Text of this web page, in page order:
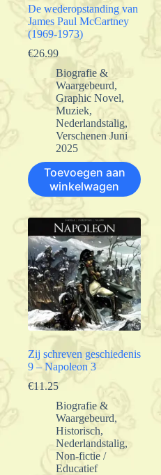
De wederopstanding van
James Paul McCartney
(1969-1973)
€26.99
Biografie &
Waargebeurd,
Graphic Novel,
Muziek,
Nederlandstalig,
Verschenen Juni
2025
Toevoegen aan
winkelwagen
Zij schreven geschiedenis
9 – Napoleon 3
€11.25
Biografie &
Waargebeurd,
Historisch,
Nederlandstalig,
Non-fictie /
Educatief